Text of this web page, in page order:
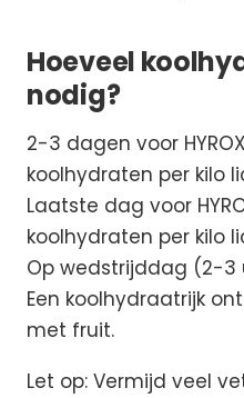
Hoeveel
nodig?
2-3 dagen voor
koolhydraten per kilo
Laatste dag voor
koolhydraten per kilo
Op wedstrijddag (2-
Een koolhydraatrijk
met fruit.
Let op: Vermijd veel